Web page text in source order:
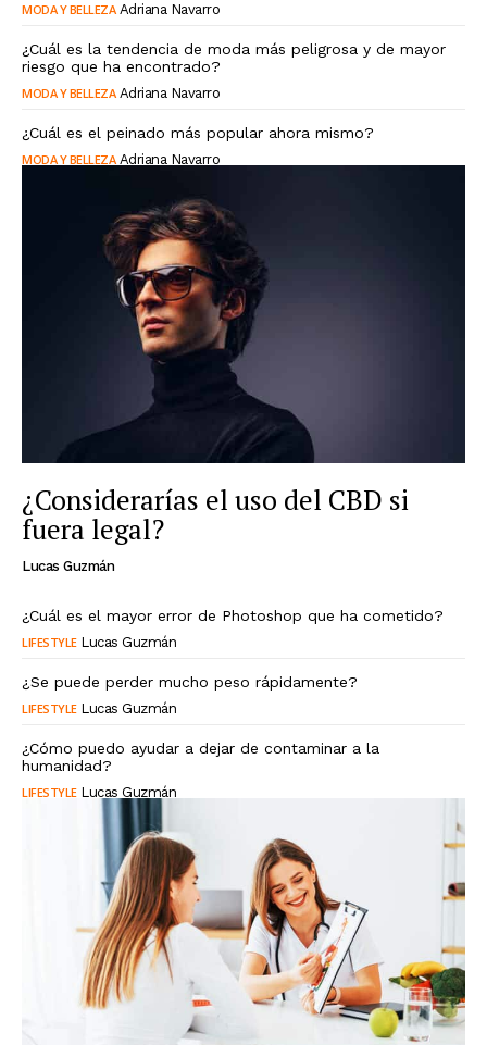
MODA Y BELLEZA Adriana Navarro
¿Cuál es la tendencia de moda más peligrosa y de mayor
riesgo que ha encontrado?
MODA Y BELLEZA Adriana Navarro
¿Cuál es el peinado más popular ahora mismo?
MODA Y BELLEZA Adriana Navarro
¿Considerarías el uso del CBD si
fuera legal?
Lucas Guzmán
¿Cuál es el mayor error de Photoshop que ha cometido?
LIFESTYLE Lucas Guzmán
¿Se puede perder mucho peso rápidamente?
LIFESTYLE Lucas Guzmán
¿Cómo puedo ayudar a dejar de contaminar a la
humanidad?
LIFESTYLE Lucas Guzmán